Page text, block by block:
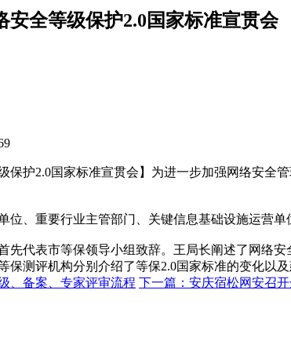
安全等级保护2.0国家标准宣贯会
保护2.0国家标准宣贯会】为进一步加强网络安
位、重要行业主管部门、关键信息基础设施运营单
先代表市等保领导小组致辞。王局长阐述了网络
保测评机构分别介绍了等保2.0国家标准的变化以
、备案、专家评审流程 下一篇： 安庆宿松网安召